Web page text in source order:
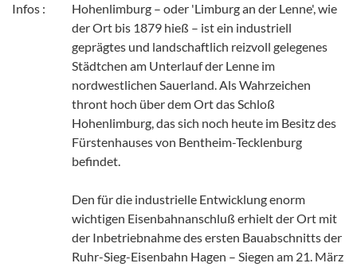
Infos :
Hohenlimburg – oder 'Limburg an der Lenne', wie
der Ort bis 1879 hieß – ist ein industriell
geprägtes und landschaftlich reizvoll gelegenes
Städtchen am Unterlauf der Lenne im
nordwestlichen Sauerland. Als Wahrzeichen
thront hoch über dem Ort das Schloß
Hohenlimburg, das sich noch heute im Besitz des
Fürstenhauses von Bentheim-Tecklenburg
befindet.
Den für die industrielle Entwicklung enorm
wichtigen Eisenbahnanschluß erhielt der Ort mit
der Inbetriebnahme des ersten Bauabschnitts der
Ruhr-Sieg-Eisenbahn Hagen – Siegen am 21. März